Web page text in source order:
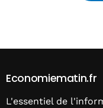
Economiematin.fr
L'essentiel de